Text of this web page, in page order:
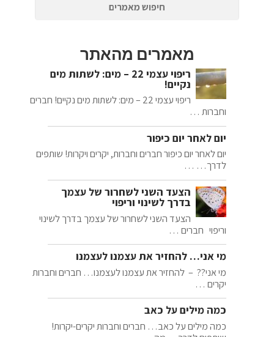
מאמרים מהאתר
ריפוי עצמי 22 – מים: לשתות מים
נקיים!
ריפוי עצמי 22 – מים: לשתות מים נקיים! חברים
וחברות …
יום לאחר יום כיפור
יום לאחר יום כיפור חברים וחברות, יקרים ויקרות! שותפים
לדרך… …
הצעד השני לשחרור של עצמך
בדרך לשינוי וריפוי
הצעד השני לשחרור של עצמך בדרך לשינוי
וריפוי חברים …
מי אני… להחזיר את עצמנו לעצמנו
מי אני?? – להחזיר את עצמנו לעצמנו… חברים וחברות
יקרים …
כמה מילים על כאב
כמה מילים על כאב… חברים וחברות יקרים-יקרות!